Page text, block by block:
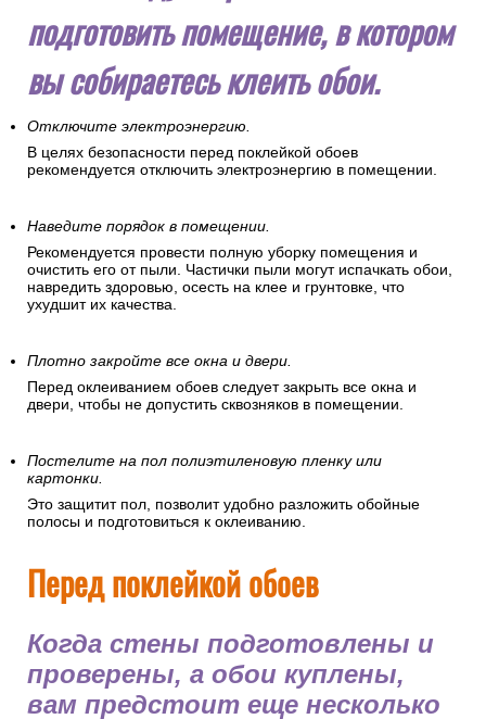
подготовить помещение, в котором
вы собираетесь клеить обои.
Отключите электроэнергию.
В целях безопасности перед поклейкой обоев
рекомендуется отключить электроэнергию в помещении.
Наведите порядок в помещении.
Рекомендуется провести полную уборку помещения и
очистить его от пыли. Частички пыли могут испачкать обои,
навредить здоровью, осесть на клее и грунтовке, что
ухудшит их качества.
Плотно закройте все окна и двери.
Перед оклеиванием обоев следует закрыть все окна и
двери, чтобы не допустить сквозняков в помещении.
Постелите на пол полиэтиленовую пленку или
картонки.
Это защитит пол, позволит удобно разложить обойные
полосы и подготовиться к оклеиванию.
Перед поклейкой обоев
Когда стены подготовлены и
проверены, а обои куплены,
вам предстоит еще несколько